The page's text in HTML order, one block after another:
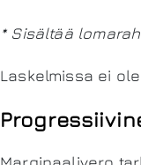
* Sisältää
Laskelmissa ei